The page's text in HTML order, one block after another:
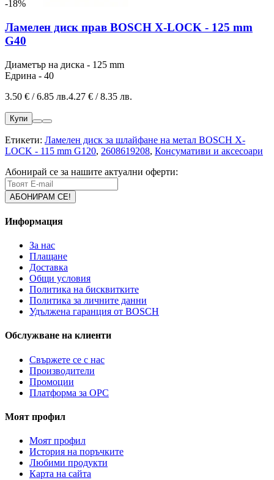
-18%
Ламелен диск прав BOSCH X-LOCK - 125 mm
G40
Диаметър на диска - 125 mm
Едрина - 40
3.50 € / 6.85 лв.4.27 € / 8.35 лв.
Купи
Етикети: Ламелен диск за шлайфане на метал BOSCH X-
LOCK - 115 mm G120, 2608619208, Консумативи и аксесоари
Абонирай се за нашите актуални оферти:
Информация
За нас
Плащане
Доставка
Общи условия
Политика на бисквитките
Политика за личните данни
Удължена гаранция от BOSCH
Обслужване на клиенти
Свържете се с нас
Производители
Промоции
Платформа за ОРС
Моят профил
Моят профил
История на поръчките
Любими продукти
Карта на сайта